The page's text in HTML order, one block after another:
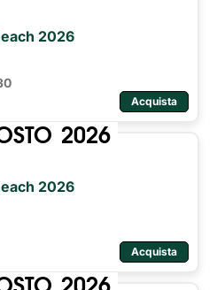
2026
Acquista
2026
2026
Acquista